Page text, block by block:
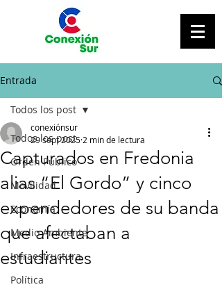
Entrada
Todos los post
Orden Público
Movilidad
Economía
Medio Ambiente
Infraestructura
Política
Todos los post
Capturados en Fredonia
alias “El Gordo” y cinco
expendedores de su banda
que afectaban a
estudiantes
conexiónsur
29 sept 2025 2 min de lectura